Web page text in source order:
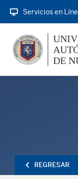
Servicios en
DE
REGRESAR